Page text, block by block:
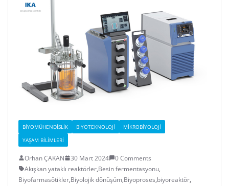
BIYOMÜHENDISLIK BIYOTEKNOLOJI
MIKROBIYOLOJI
YAŞAM BILIMLERI
Orhan ÇAKAN 30 Mart 2024
0 Comments
Akışkan yataklı reaktörler,Besin fermentasyonu,
Biyofarmasötikler,Biyolojik dönüşüm,Biyoproses,biyoreaktör,